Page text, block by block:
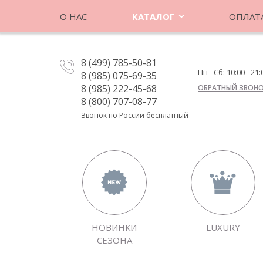
О НАС КАТАЛОГ
8 (499) 785-50-81
8 (985) 075-69-35
8 (985) 222-45-68
8 (800) 707-08-77
Звонок по России бесплатный
Пн - Сб: 10:00 -
ОБРАТНЫЙ
НОВИНКИ
СЕЗОНА
LUXURY